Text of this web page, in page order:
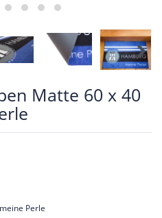
Matte 60 x 40
Perle